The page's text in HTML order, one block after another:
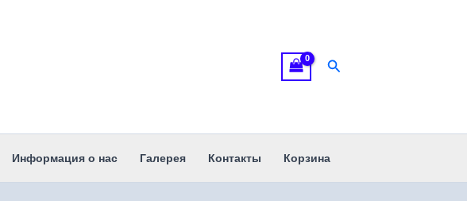
Поиск
Информация о нас Галерея Контакты Корзина